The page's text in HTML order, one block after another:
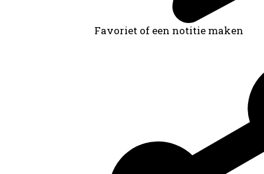
Favoriet of een notitie maken